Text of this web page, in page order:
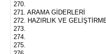
270.
271. ARAMA GİDERLERİ
272. HAZIRLIK VE
273.
274.
275.